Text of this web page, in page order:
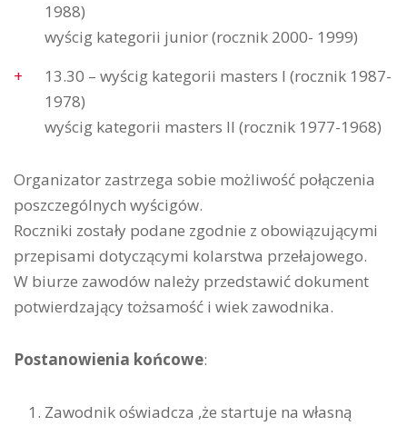
1988)
wyścig kategorii junior (rocznik 2000- 1999)
13.30 – wyścig kategorii masters I (rocznik 1987-
1978)
wyścig kategorii masters II (rocznik 1977-1968)
Organizator zastrzega sobie możliwość połączenia
poszczególnych wyścigów.
Roczniki zostały podane zgodnie z obowiązującymi
przepisami dotyczącymi kolarstwa przełajowego.
W biurze zawodów należy przedstawić dokument
potwierdzający tożsamość i wiek zawodnika.
Postanowienia końcowe:
Zawodnik oświadcza ,że startuje na własną